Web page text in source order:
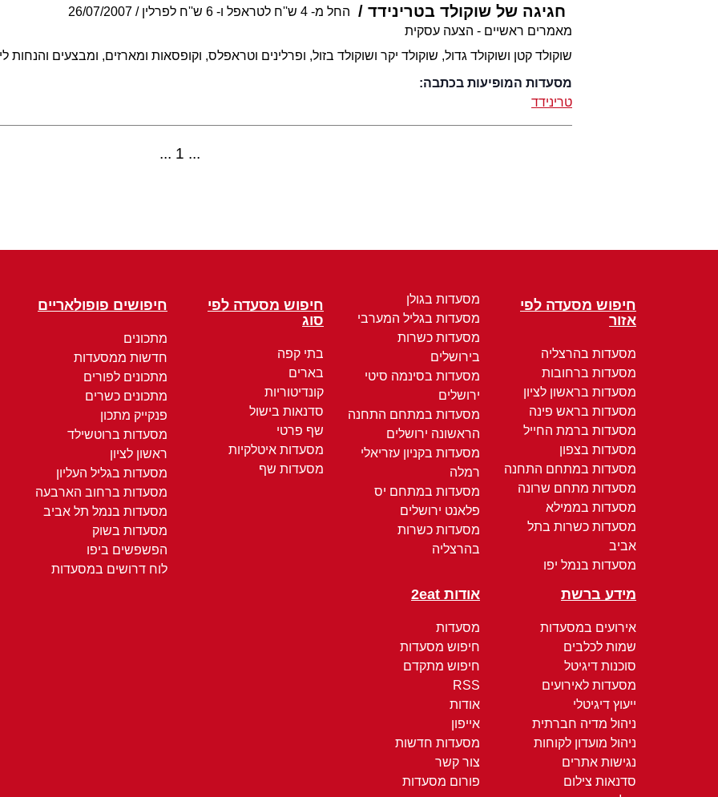
חגיגה של שוקולד בטרינידד החל מ- 4 ש''ח לטראפל ו- 6 ש''ח לפרלין
26/07/2007
מאמרים ראשיים - הצעה עסקית
שוקולד קטן ושוקולד גדול, שוקולד יקר ושוקולד בזול, ופרלינים וטראפלס, וקופסאות ומארזים, ומבצעים
מסעדות המופיעות בכתבה:
טרינידד
1
חיפוש מסעדה לפי
אזור
מסעדות בהרצליה
מסעדות ברחובות
מסעדות בראשון לציון
מסעדות בראש פינה
מסעדות ברמת החייל
מסעדות בצפון
מסעדות במתחם התחנה
מסעדות מתחם שרונה
מסעדות בממילא
מסעדות כשרות בתל
אביב
מסעדות בנמל יפו
מסעדות בגולן
מסעדות בגליל המערבי
מסעדות כשרות
בירושלים
מסעדות בסינמה סיטי
ירושלים
מסעדות במתחם התחנה
הראשונה ירושלים
מסעדות בקניון עזריאלי
רמלה
מסעדות במתחם יס
פלאנט ירושלים
מסעדות כשרות
בהרצליה
חיפוש מסעדה לפי
סוג
בתי קפה
בארים
קונדיטוריות
סדנאות בישול
שף פרטי
מסעדות איטלקיות
מסעדות שף
חיפושים פופולאריים
מתכונים
חדשות ממסעדות
מתכונים לפורים
מתכונים כשרים
פנקייק מתכון
מסעדות ברוטשילד
ראשון לציון
מסעדות בגליל העליון
מסעדות ברחוב הארבעה
מסעדות בנמל תל אביב
מסעדות בשוק
הפשפשים ביפו
לוח דרושים במסעדות
מידע ברשת
אירועים במסעדות
שמות לכלבים
סוכנות דיגיטל
מסעדות לאירועים
ייעוץ דיגיטלי
ניהול מדיה חברתית
ניהול מועדון לקוחות
נגישות אתרים
סדנאות צילום
אודות 2eat
מסעדות
חיפוש מסעדות
חיפוש מתקדם
RSS
אודות
אייפון
מסעדות חדשות
צור קשר
פורום מסעדות